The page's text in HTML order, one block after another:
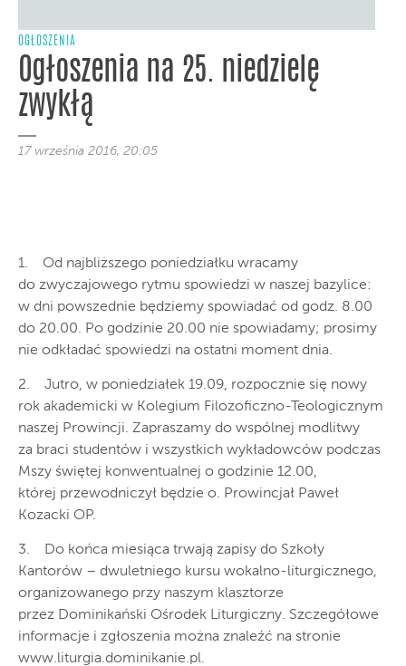
OGŁOSZENIA
Ogłoszenia na 25. niedzielę
zwykłą
17 września 2016, 20:05
1. Od najbliższego poniedziałku wracamy
do zwyczajowego rytmu spowiedzi w naszej bazylice:
w dni powszednie będziemy spowiadać od godz. 8.00
do 20.00. Po godzinie 20.00 nie spowiadamy; prosimy
nie odkładać spowiedzi na ostatni moment dnia.
2. Jutro, w poniedziałek 19.09, rozpocznie się nowy
rok akademicki w Kolegium Filozoficzno-Teologicznym
naszej Prowincji. Zapraszamy do wspólnej modlitwy
za braci studentów i wszystkich wykładowców podczas
Mszy świętej konwentualnej o godzinie 12.00,
której przewodniczył będzie o. Prowincjał Paweł
Kozacki OP.
3. Do końca miesiąca trwają zapisy do Szkoły
Kantorów – dwuletniego kursu wokalno-liturgicznego,
organizowanego przy naszym klasztorze
przez Dominikański Ośrodek Liturgiczny. Szczegółowe
informacje i zgłoszenia można znaleźć na stronie
www.liturgia.dominikanie.pl.